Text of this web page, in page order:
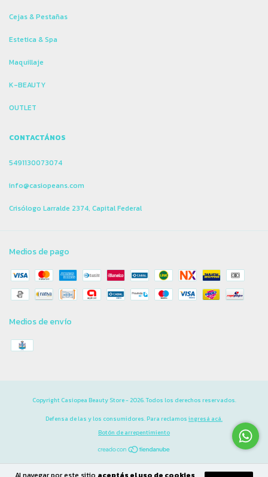
Cejas & Pestañas
Estetica & Spa
Maquillaje
K-BEAUTY
OUTLET
CONTACTÁNOS
5491130073074
info@casiopeans.com
Crisólogo Larralde 2374, Capital Federal
Medios de pago
Medios de envío
Copyright Casiopea Beauty Store - 2026. Todos los derechos reservados.
Defensa de las y los consumidores. Para reclamos ingresá acá.
Botón de arrepentimiento